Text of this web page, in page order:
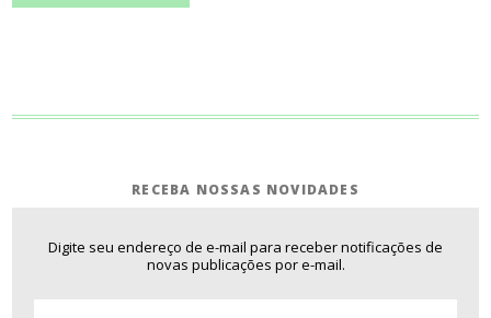
RECEBA NOSSAS NOVIDADES
Digite seu endereço de e-mail para receber notificações de
novas publicações por e-mail.